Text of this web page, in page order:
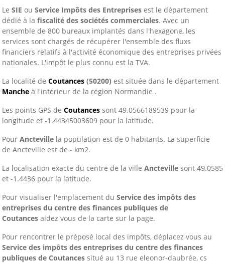
Le SIE ou Service Impôts des Entreprises est le département
dédié à la fiscalité des sociétés commerciales. Avec un
ensemble de 800 bureaux implantés dans l'hexagone, les
services sont chargés de récupérer l'ensemble des fluxs
financiers relatifs à l'activité économique des entreprises privées
nationales. L'impôt le plus connu est la TVA.
La localité de Coutances (50200) est située dans le département
Manche à l'intérieur de la région Normandie .
Les points GPS de Coutances sont 49.0566189539 pour la
longitude et -1.44345003609 pour la latitude.
Pour Ancteville la population est de 0 habitants. La superficie
de Ancteville est de - km2.
La localisation exacte du centre de la ville Ancteville sont 49.0585
et -1.4436 pour la latitude.
Pour visualiser l'emplacement du Service des impôts des
entreprises du centre des finances publiques de
Coutances aidez vous de la carte sur la page.
Pour rencontrer le préposé local des impôts, déplacez vous au
Service des impôts des entreprises du centre des finances
publiques de Coutances situé au 13 rue eleonor-daubrée, cs